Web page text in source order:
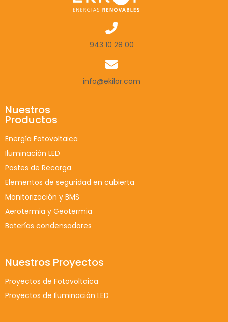
943 10 28 00
info@ekilor.com
Nuestros
Productos
Energía Fotovoltaica
Iluminación LED
Postes de Recarga
Elementos de seguridad en cubierta
Monitorización y BMS
Aerotermia y Geotermia
Baterías condensadores
Nuestros Proyectos
Proyectos de Fotovoltaica
Proyectos de Iluminación LED